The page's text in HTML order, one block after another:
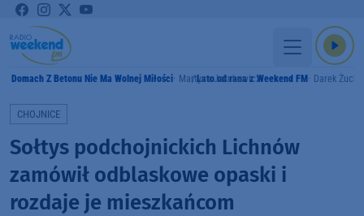
W Domach Z Betonu Nie Ma Wolnej Miłości Martyna Jakubowicz
Lato od rana z Weekend FM Darek
CHOJNICE
Sołtys podchojnickich Lichnów
zamówił odblaskowe opaski i
rozdaje je mieszkańcom